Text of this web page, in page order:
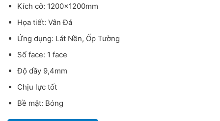
Kích cỡ: 1200x1200mm
Họa tiết: Vân Đá
Ứng dụng: Lát Nền, Ốp Tường
Số face: 1 face
Độ dầy 9,4mm
Chịu lực tốt
Bề mặt: Bóng